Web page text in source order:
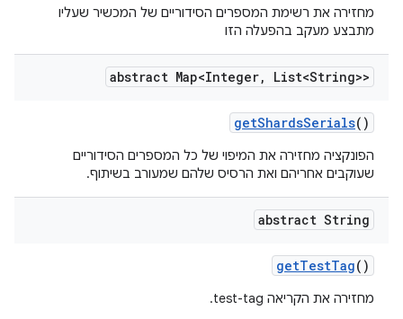
מחזירה את רשימת המספרים הסידוריים של המכשיר שעליו
מתבצע מעקב בהפעלה הזו
abstract Map<Integer, List<String>>
getShardsSerials()
הפונקציה מחזירה את המיפוי של כל המספרים הסידוריים
שעוקבים אחריהם ואת הרסיס שלהם שמעורב בשיתוף.
abstract String
getTestTag()
מחזירה את הקריאה test-tag.